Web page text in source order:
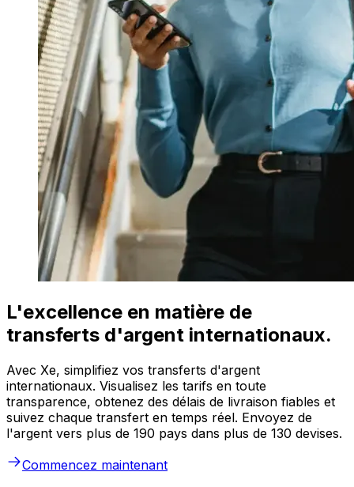
L'excellence en matière de
transferts d'argent internationaux.
Avec Xe, simplifiez vos transferts d'argent
internationaux. Visualisez les tarifs en toute
transparence, obtenez des délais de livraison fiables et
suivez chaque transfert en temps réel. Envoyez de
l'argent vers plus de 190 pays dans plus de 130 devises.
Commencez maintenant